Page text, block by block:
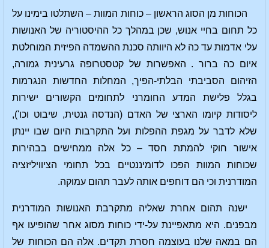
הכוחות מן הסוג הראשון – כוחות המוות – השתלטו בימינו על
כל תחום בחיי אנוש, שכן במהלך כל ההיסטוריה של האנושות
עלי אדמות עד כה לא היוותה סכנת ההשמדה הפיזית המוחלטת
איום כה ברור . האפשרות של קטסטרופה גרעינית גמורה,
הזיהום הסביבתי הבלתי-הפיך, המחלות החדשות הנגרמות
בגלל פלישת המדע החומרני לתחומים הקשורים ישירות
ליסודות קיומו הארצי של האדם (הנדסה גנטית, שיבוט וכו'),
שלא לדבר על מגפת ההפלות ועל התקרבות היום שבו יינתן
אישור חוקי להמתת חסד – כל אלה ממחישים בבהירות
שכוחות המוות הפכו לדומיננטיים בכל תחומי הציוויליזציה
המודרנית וכי הם דוחפים אותה לעבר תהום עמוקה.
ישנה תהום אחרת שאליה מתקרבת האנושות המודרנית
מבפנים. היא מתאפיינת על-ידי כוחות מסוג אחר שהופיעו אף
הם במאה שלנו בעוצמה חסרת תקדים. אלה הם הכוחות של